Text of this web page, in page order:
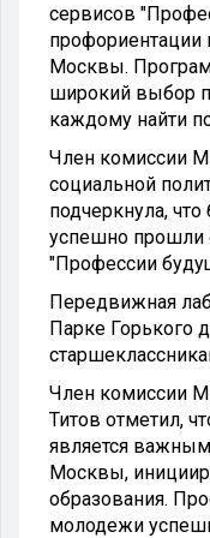
сервисов
профориентации
Москвы.
широкий выбор
каждому найти
Член комиссии
социальной
подчеркнула,
успешно прошли
"Профессии
Передвижная
Парке Горького
Член комиссии
Титов отметил,
является
Москвы,
образования.
молодежи